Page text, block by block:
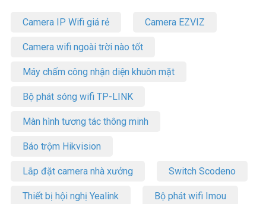
Camera IP Wifi giá rẻ Camera EZVIZ
Camera wifi ngoài trời nào tốt
Máy chấm công nhận diện khuôn mặt
Bộ phát sóng wifi TP-LINK
Màn hình tương tác thông minh
Báo trộm Hikvision
Lắp đặt camera nhà xưởng Switch Scodeno
Thiết bị hội nghị Yealink Bộ phát wifi Imou